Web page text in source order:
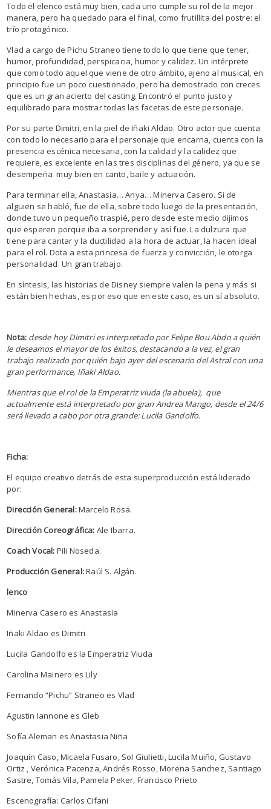
Todo el elenco está muy bien, cada uno cumple su rol de la mejor
manera, pero ha quedado para el final, como frutillita del postre: el
trío protagónico.
Vlad a cargo de Pichu Straneo tiene todo lo que tiene que tener,
humor, profundidad, perspicacia, humor y calidez. Un intérprete
que como todo aquel que viene de otro ámbito, ajeno al musical, en
principio fue un poco cuestionado, pero ha demostrado con creces
que es un gran acierto del casting. Encontró el punto justo y
equilibrado para mostrar todas las facetas de este personaje.
Por su parte Dimitri, en la piel de Iñaki Aldao. Otro actor que cuenta
con todo lo necesario para el personaje que encarna, cuenta con la
presencia escénica necesaria, con la calidad y la calidez que
requiere, es excelente en las tres disciplinas del género, ya que se
desempeña muy bien en canto, baile y actuación.
Para terminar ella, Anastasia… Anya… Minerva Casero. Si de
alguien se habló, fue de ella, sobre todo luego de la presentación,
donde tuvo un pequeño traspié, pero desde este medio dijimos
que esperen porque iba a sorprender y así fue. La dulzura que
tiene para cantar y la ductilidad a la hora de actuar, la hacen ideal
para el rol. Dota a esta princesa de fuerza y convicción, le otorga
personalidad. Un gran trabajo.
En síntesis, las historias de Disney siempre valen la pena y más si
están bien hechas, es por eso que en este caso, es un sí absoluto.
Nota: desde hoy Dimitri es interpretado por Felipe Bou Abdo a quién
le deseamos el mayor de los éxitos, destacando a la vez, el gran
trabajo realizado por quién bajo ayer del escenario del Astral con una
gran performance, Iñaki Aldao.
Mientras que el rol de la Emperatriz viuda (la abuela), que
actualmente está interpretado por gran Andrea Mango, desde el 24/6
será llevado a cabo por otra grande: Lucila Gandolfo.
Ficha:
El equipo creativo detrás de esta superproducción está liderado
por:
Dirección General:Marcelo Rosa.
Dirección Coreográfica: Ale Ibarra.
Coach Vocal: Pili Noseda.
Producción General:Raúl S. Algán.
lenco
Minerva Casero es Anastasia
Iñaki Aldao es Dimitri
Lucila Gandolfo es la Emperatriz Viuda
Carolina Mainero es Lily
Fernando “Pichu” Straneo es Vlad
Agustin Iannone es Gleb
Sofía Aleman es Anastasia Niña
Joaquín Caso, Micaela Fusaro, Sol Giulietti, Lucila Muiño, Gustavo
Ortiz , Verónica Pacenza, Andrés Rosso, Morena Sanchez, Santiago
Sastre, Tomás Vila, Pamela Peker, Francisco Prieto
Escenografía: Carlos Cifani